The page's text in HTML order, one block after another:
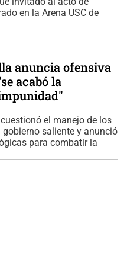
en la Arena USC de
anuncia ofensiva
acabó la
el manejo de los
saliente y anunció
para combatir la